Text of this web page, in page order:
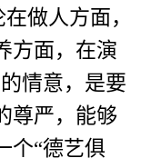
做人方面，
方面，在演
情意，是要
尊严，能够
个“德艺俱